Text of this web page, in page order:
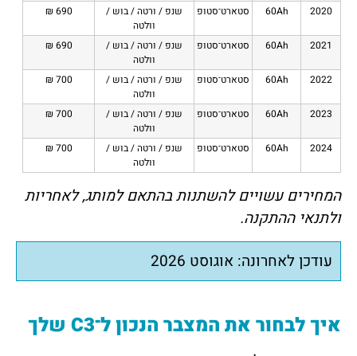
2020
60Ah סטארט־סטופ
שנפ / ורטה / בוש /
וולטה
690 ₪
2021
60Ah סטארט־סטופ
שנפ / ורטה / בוש /
וולטה
690 ₪
2022
60Ah סטארט־סטופ
שנפ / ורטה / בוש /
וולטה
700 ₪
2023
60Ah סטארט־סטופ
שנפ / ורטה / בוש /
וולטה
700 ₪
2024
60Ah סטארט־סטופ
שנפ / ורטה / בוש /
וולטה
700 ₪
המחירים עשויים להשתנות בהתאם למותג, לאחריות
ולתנאי ההתקנה.
עודכן לאחרונה: אוגוסט 2026
איך לבחור את המצבר הנכון ל־C3 שלך